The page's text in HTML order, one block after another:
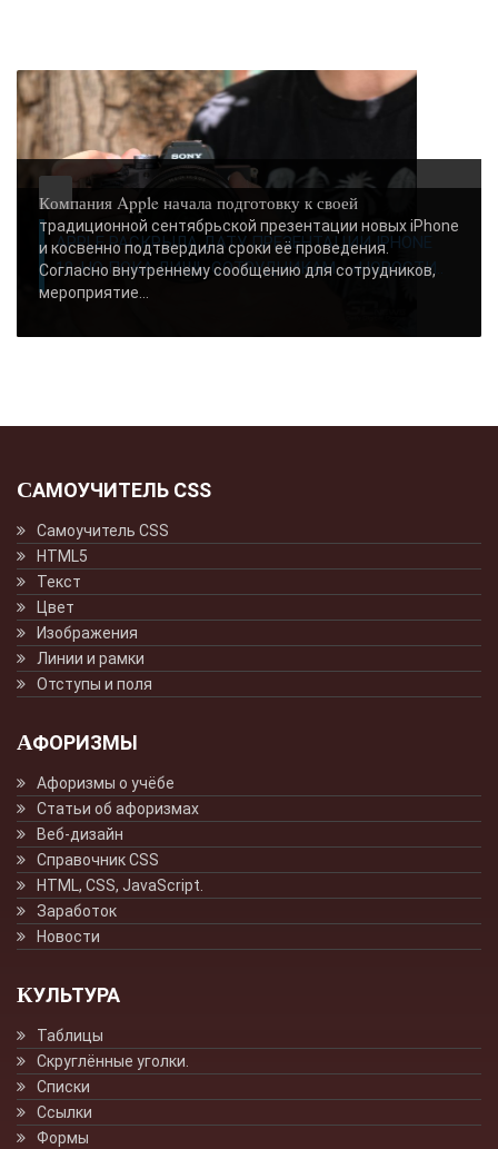
-- Люблю давать советы и очень не люблю, когда их дают мне.
APPLE РАСКРЫЛА ДАТУ ПРЕЗЕНТАЦИИ IPHONE
18, НО ПОКА ЛИШЬ СОТРУДНИКАМ - «НОВОСТИ..
Компания Apple начала подготовку к своей
традиционной сентябрьской презентации новых iPhone
и косвенно подтвердила сроки её проведения.
Согласно внутреннему сообщению для сотрудников,
мероприятие...
САМОУЧИТЕЛЬ CSS
Самоучитель CSS
HTML5
Текст
Цвет
Изображения
Линии и рамки
Отступы и поля
АФОРИЗМЫ
Афоризмы о учёбе
Статьи об афоризмах
Веб-дизайн
Справочник CSS
HTML, CSS, JavaScript.
Заработок
Новости
КУЛЬТУРА
Таблицы
Скруглённые уголки.
Списки
Ссылки
Формы